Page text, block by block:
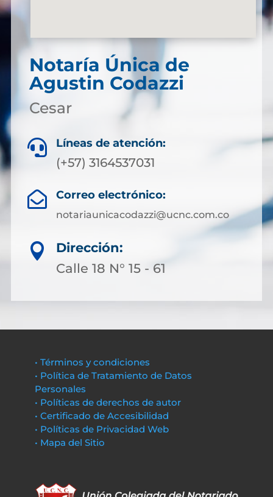
Notaría Única de
Agustin Codazzi
Cesar
 Líneas de atención:
(+57) 3164537031
 Correo electrónico:
notariaunicacodazzi@ucnc.com.co

Dirección:
Calle 18 N° 15 - 61
• Términos y condiciones
• Política de Tratamiento de Datos
Personales
• Políticas de derechos de autor
• Certificado de Accesibilidad
• Políticas de Privacidad Web
• Mapa del Sitio